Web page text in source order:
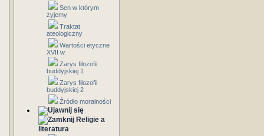
Sen w którym
żyjemy
Traktat
ateologiczny
Wartości etyczne
XVII w.
Zarys filozofii
buddyjskiej 1
Zarys filozofii
buddyjskiej 2
Źródło moralności
Religie a
literatura